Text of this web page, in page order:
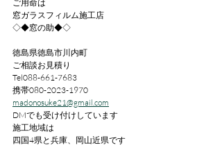
ご用命は
窓ガラスフィルム施工店
◇◆窓の助◆◇
徳島県徳島市川内町
ご相談お見積り
Tel088-661-7683
携帯080-2023-1970
madonosuke21@gmail.com
DMでも受け付けしています
施工地域は
四国4県と兵庫、岡山近県です